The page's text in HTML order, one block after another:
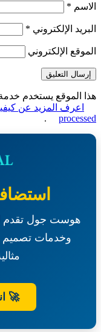
*
الإلكتروني *
الإلكتروني
يستخدم خدمة
المزيد عن كيفية
.
هوست جول تقدم لك
وخدمات تصميم
مثالية
🚀